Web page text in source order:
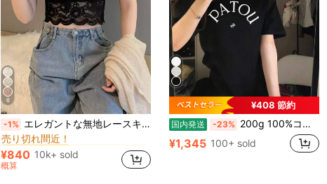
6
-1% エレガントな無地レースキャミソール カジュアル ブラック 夏、デートナイト
#2 ベストセラー に エレガント ノースリーブキャミソール
売り切れ間近！
#2 ベストセラー
売り切れ間近！
#2 ベストセラー
売り切れ間近！
#2 ベストセラー に エレガント ノースリーブキャミソール
売り切れ間近！
¥840 10k+ sold
概算
¥408 節約
国内発送 -23% 200g 100%コットンTシャツ 2026年レディース夏ファッション プリント柄 半袖Tシャツ カップル向けクルーネック半袖トップス
¥1,345 100+ sold